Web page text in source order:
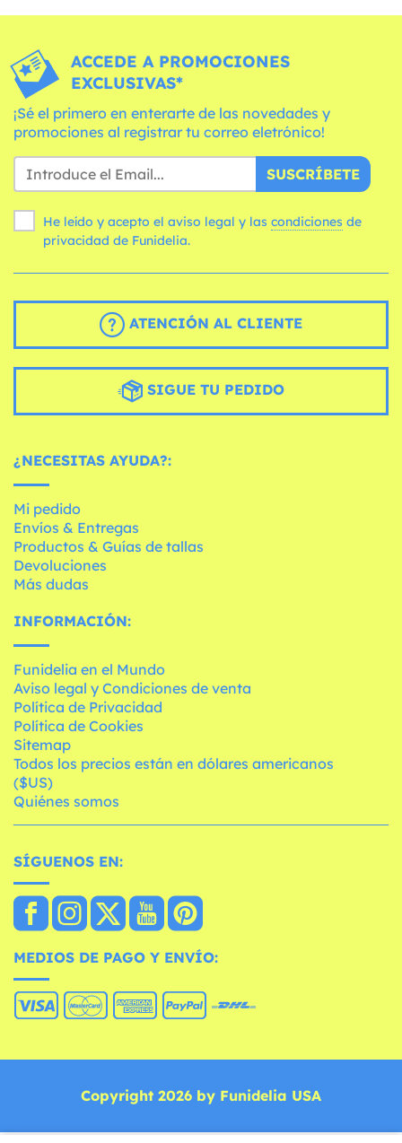
ACCEDE A PROMOCIONES
EXCLUSIVAS*
¡Sé el primero en enterarte de las novedades y
promociones al registrar tu correo eletrónico!
SUSCRÍBETE
He leído y acepto el aviso legal y las condiciones
privacidad de Funidelia.
ATENCIÓN AL CLIENTE
SIGUE TU PEDIDO
¿NECESITAS AYUDA?:
Mi pedido
Envíos & Entregas
Productos & Guías de tallas
Devoluciones
Más dudas
INFORMACIÓN:
Funidelia en el Mundo
Aviso legal y Condiciones de venta
Política de Privacidad
Política de Cookies
Sitemap
Todos los precios están en dólares americanos
($US)
Quiénes somos
SÍGUENOS EN:
MEDIOS DE PAGO Y ENVÍO:
Copyright 2026 by Funidelia USA